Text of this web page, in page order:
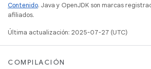
Contenido. Java y OpenJDK son marcas
afiliados.
Última actualización: 2025-07-27 (UTC)
COMPILACIÓN